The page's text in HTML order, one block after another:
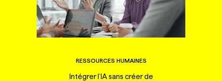
RESSOURCES HUMAINES
Intégrer l’IA sans créer de